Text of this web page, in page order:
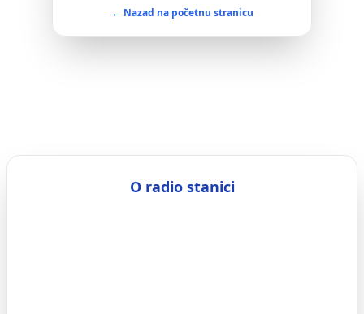
← Nazad na početnu stranicu
O radio stanici